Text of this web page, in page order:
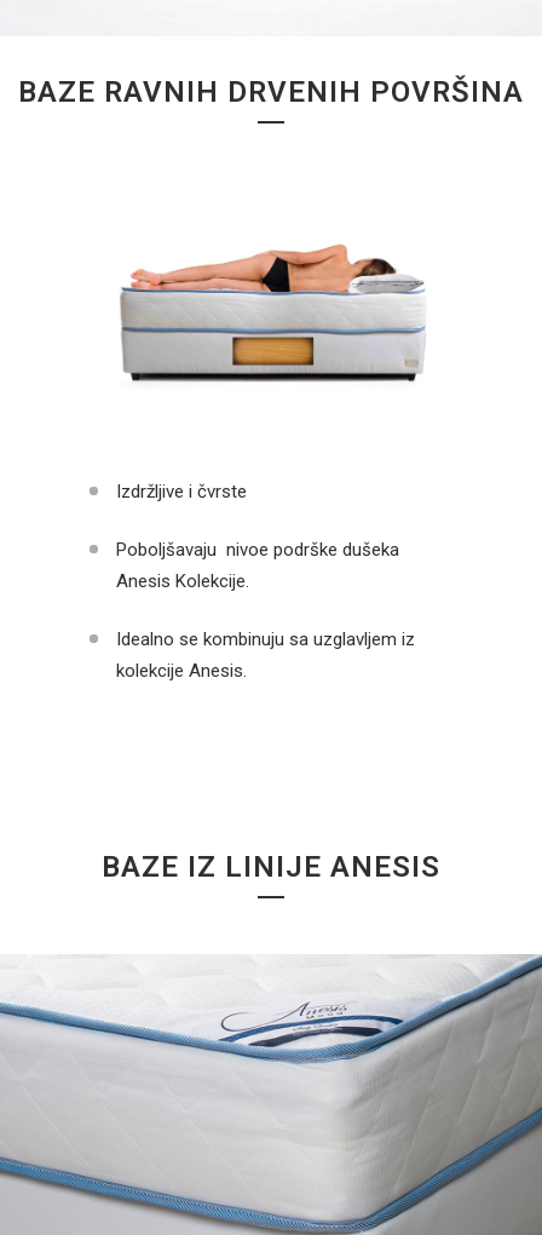
BAZE RAVNIH DRVENIH POVRŠINA
Izdržljive i čvrste
Poboljšavaju nivoe podrške dušeka
Anesis Kolekcije.
Idealno se kombinuju sa uzglavljem iz
kolekcije Anesis.
BAZE IZ LINIJE ANESIS